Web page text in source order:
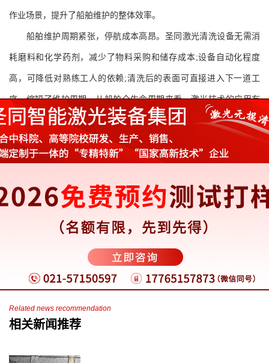
作业场景，提升了船舶维护的整体效率。
船舶维护周期紧张，停航成本高昂。圣同激光清洗设备无需消
耗磨料和化学药剂，减少了物料采购和储存成本;设备自动化程度
高，可降低对熟练工人的依赖;清洗后的表面可直接进入下一道工
序，缩短了维护周期。从船舶全生命周期来看，激光技术的应用有
助于降低总体维护支出。
圣同激光深耕激光清洗领域，针对船舶行业的特殊工况持续优
化设备性能。激光除锈除漆技术以其精准、环保、灵活的特点，正
在成为船舶维护领域值得关注的工艺选择。圣同激光愿与船舶企业
携手，以技术创新助力行业绿色发展。
上一篇：激光清洗在焊接前处理中的重要作用
下一篇：圣同激光洗模机：模具无损清洁，延长使用寿命
Related news recommendation
相关新闻推荐